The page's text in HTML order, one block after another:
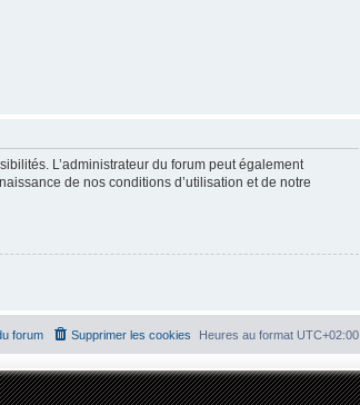
L’administrateur du forum peut également
de nos conditions d’utilisation et de notre
Heures au format UTC+02:00
Supprimer les cookies
forum